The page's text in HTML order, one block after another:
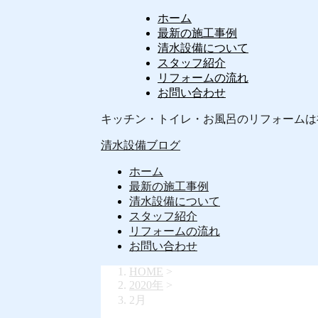
ホーム
最新の施工事例
清水設備について
スタッフ紹介
リフォームの流れ
お問い合わせ
キッチン・トイレ・お風呂のリフォーム
清水設備ブログ
ホーム
最新の施工事例
清水設備について
スタッフ紹介
リフォームの流れ
お問い合わせ
HOME >
2020年 >
2月